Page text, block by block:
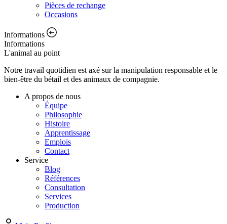
Pièces de rechange
Occasions
Informations
Informations
L'animal au point
Notre travail quotidien est axé sur la manipulation responsable et le
bien-être du bétail et des animaux de compagnie.
A propos de nous
Équipe
Philosophie
Histoire
Apprentissage
Emplois
Contact
Service
Blog
Références
Consultation
Services
Production